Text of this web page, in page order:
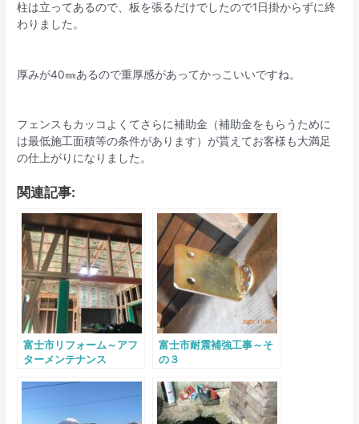
柱は立ってあるので、板を張るだけでしたので1日掛からずに終
わりました。
厚みが40㎜あるので重厚感があってかっこいいですね。
フェンスもカッコよくてさらに補助金（補助金をもらうために
は最低施工面積等の条件があります）が貰えてお客様も大満足
の仕上がりになりました。
関連記事:
富士市リフォーム～アフ
ターメンテナンス
富士市耐震補強工事～そ
の３